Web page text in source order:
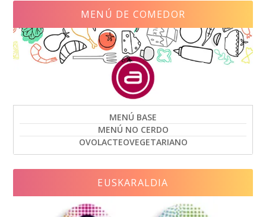
MENÚ DE COMEDOR
MENÚ BASE
MENÚ NO CERDO
OVOLACTEOVEGETARIANO
EUSKARALDIA